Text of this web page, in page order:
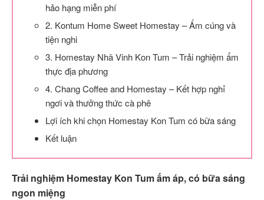
hảo hạng miễn phí
2. Kontum Home Sweet Homestay – Ấm cúng và
tiện nghi
3. Homestay Nhã Vinh Kon Tum – Trải nghiệm ẩm
thực địa phương
4. Chang Coffee and Homestay – Kết hợp nghỉ
ngơi và thưởng thức cà phê
Lợi ích khi chọn Homestay Kon Tum có bữa sáng
Kết luận
Trải nghiệm Homestay Kon Tum ấm áp, có bữa sáng
ngon miệng